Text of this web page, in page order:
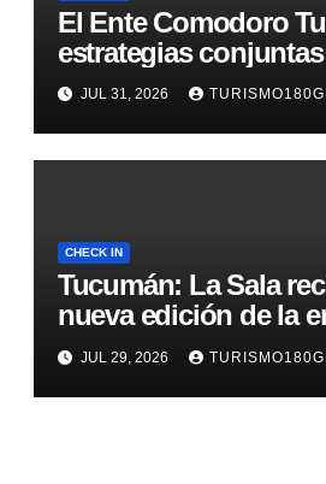
El Ente Comodoro
estrategias
fortalezcan la
región
JUL 31, 2026
CHECK IN
Tucumán: La Sala
nueva edición de la
Carrera TT
JUL 29, 2026